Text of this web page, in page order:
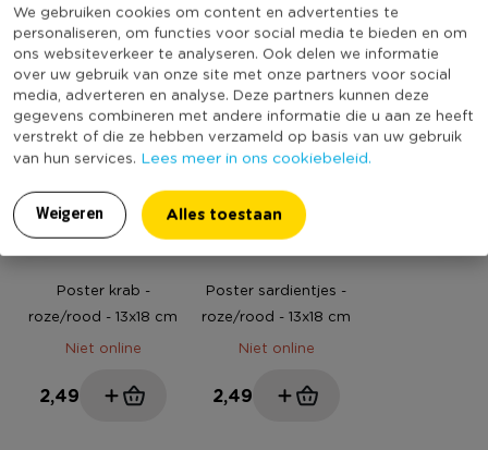
We gebruiken cookies om content en advertenties te
personaliseren, om functies voor social media te bieden en om
ons websiteverkeer te analyseren. Ook delen we informatie
over uw gebruik van onze site met onze partners voor social
media, adverteren en analyse. Deze partners kunnen deze
gegevens combineren met andere informatie die u aan ze heeft
verstrekt of die ze hebben verzameld op basis van uw gebruik
van hun services. Lees meer in ons cookiebeleid.
Weigeren Alles toestaan
MEER UIT DEZE SERIE
Poster krab -
roze/rood - 13x18 cm
Niet online
2,49
Poster sardientjes -
roze/rood - 13x18 cm
Niet online
2,49